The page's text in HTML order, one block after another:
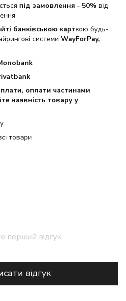
під замовлення - 50% від
банківською карткою будь-
системи WayForPay,
оплати частинами
наявність товару у
товари
перший відгук
відгук